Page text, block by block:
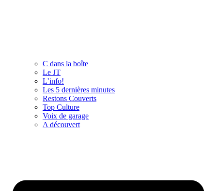
C dans la boîte
Le JT
L’info!
Les 5 dernières minutes
Restons Couverts
Top Culture
Voix de garage
A découvert